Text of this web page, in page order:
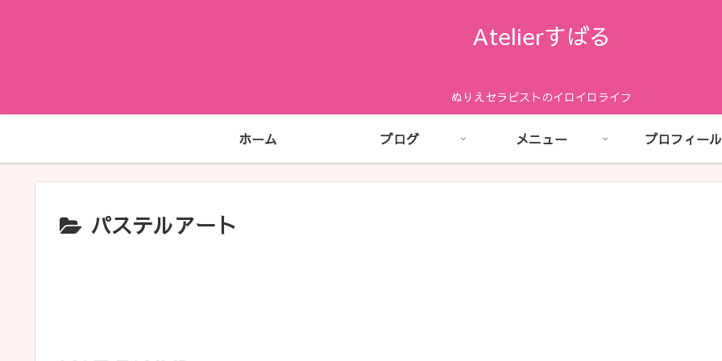
Atelierすばる
ぬりえセラピストのイロイロライフ
ホーム ブログ メニュー プロフィール
パステルアート